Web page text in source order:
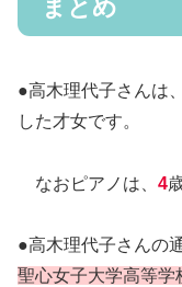
まとめ
●高木理代子さんは
した才女です。
なおピアノは、 4
●高木理代子さんの
聖心女子大学高等学